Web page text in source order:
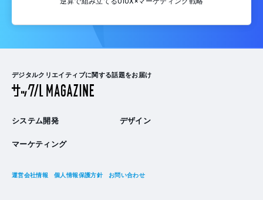
デジタルクリエイティブに関する話題をお届け
システム開発 デザイン
マーケティング
運営会社情報 個人情報保護方針 お問い合わせ